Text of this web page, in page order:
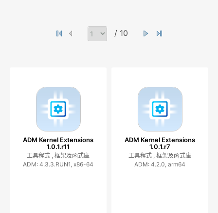
/ 10
ADM Kernel Extensions
1.0.1.r11
工具程式 , 框架及函式庫
ADM: 4.3.3.RUN1, x86-64
ADM Kernel Extensions
1.0.1.r7
工具程式 , 框架及函式庫
ADM: 4.2.0, arm64